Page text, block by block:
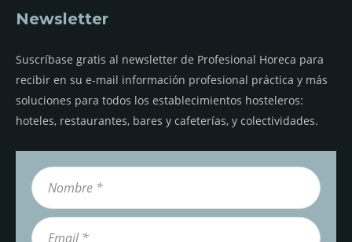
Newsletter
Suscríbase gratis al newsletter de Profesional Horeca para
recibir en su e-mail información profesional práctica y más
soluciones para todos los establecimientos hosteleros:
hoteles, restaurantes, bares y cafeterías, y colectividades.